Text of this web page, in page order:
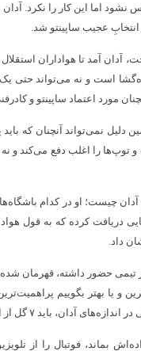
عجیب ساپینتو شد.
سخت، آدان آمد تا هواداران
است و نه می‌تواند حتی
مورد اعتماد ساپینتو و
دلیل نمی‌تواند آنچنان که
را اغلب دفع می‌کند و نه
چیست؛ او در کدام
دریافت کرده که به قول
داد.
تیمی حضور داشته، قهرمان
و یا بهتر بگوییم
کنید و در لیگ ایران هم مقابل شمس‌آذر به پیروزی نرسید.
بماند، فوتبال را از